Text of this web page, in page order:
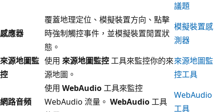
議題
感應器
覆蓋地理定位、模擬裝置方向、點擊
時強制觸控事件，並模擬裝置閒置狀
態。
模擬裝置感
測器
來源地圖監
控
使用 來源地圖監控工具來監控你的來
源地圖。
來源地圖監
控工具
網路音頻
使用 WebAudio工具來監控
WebAudio 流量。 WebAudio工具
WebAudio
工具